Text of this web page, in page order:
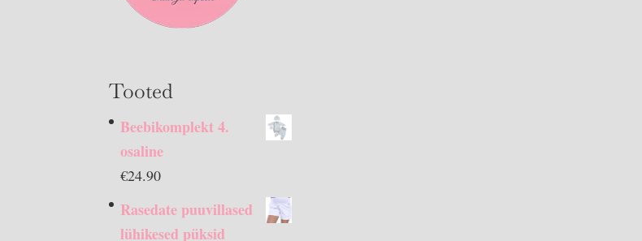
Tooted
Beebikomplekt 4.
osaline
€24.90
Rasedate puuvillased
lühikesed püksid